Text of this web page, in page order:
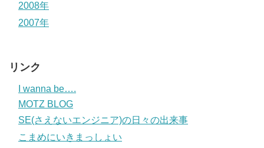
2008年
2007年
リンク
I wanna be….
MOTZ BLOG
SE(さえないエンジニア)の日々の出来事
こまめにいきまっしょい